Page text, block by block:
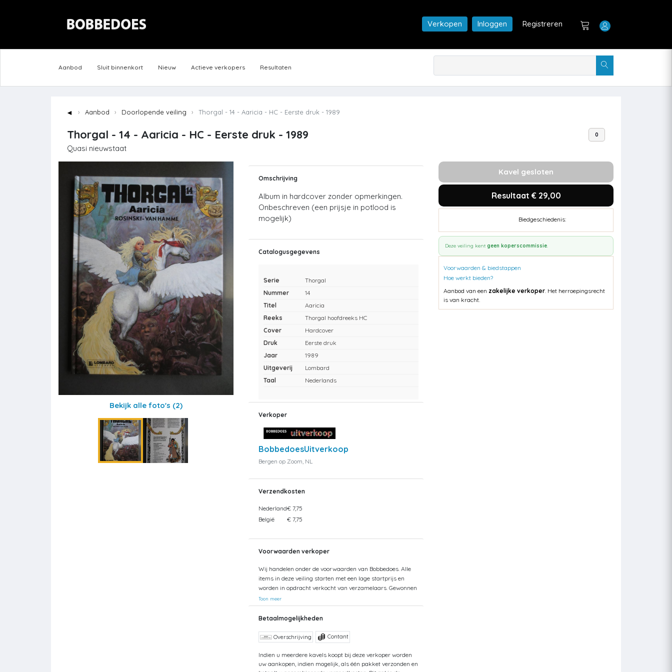
Verkopen Inloggen Registreren
Aanbod Sluit binnenkort Nieuw Actieve verkopers Resultaten
◄ Aanbod Doorlopende veiling Thorgal - 14 - Aaricia - HC - Eerste druk - 1989
Thorgal - 14 - Aaricia - HC - Eerste druk - 1989
Quasi nieuwstaat
0
Bekijk alle foto's (2)
Omschrijving
Album in hardcover zonder opmerkingen.
Onbeschreven (een prijsje in potlood is
mogelijk)
Catalogusgegevens
Serie
Thorgal
Nummer
14
Titel
Aaricia
Reeks
Thorgal hoofdreeks HC
Cover
Hardcover
Druk
Eerste druk
Jaar
1989
Uitgeverij
Lombard
Taal
Nederlands
Verkoper
BobbedoesUitverkoop
Bergen op Zoom, NL
Verzendkosten
Nederland€ 7,75
België
€ 7,75
Voorwaarden verkoper
Wij handelen onder de voorwaarden van Bobbedoes. Alle
items in deze veiling starten met een lage startprijs en
worden in opdracht verkocht van verzamelaars. Gewonnen
kavels kunnen tevens worden opgehaald. Uw aankopen
worden gecombineerd verzonden om hoge verzendkosten
te kunnen beperken. Zendingen worden gedaan vanuit
hoger dan €75 wordt een aangetekende zending
voorgesteld. De kosten hiervan kunnen mogelijk hoger
uitvallen dan het getoonde tarief aangezien de uiteindelijke
verkoopprijs niet altijd bekend is. Bij een aangetekende
Toon meer
Betaalmogelijkheden
Overschrijving Contant
Indien u meerdere kavels koopt bij deze verkoper worden
uw aankopen, indien mogelijk, als één pakket verzonden en
Kavel gesloten
Resultaat € 29,00
Biedgeschiedenis:
Deze veiling kent geen koperscommissie.
Voorwaarden & biedstappen
Hoe werkt bieden?
Aanbod van een zakelijke verkoper. Het herroepingsrecht
is van kracht.